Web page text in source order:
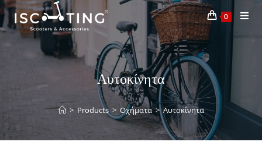
0
Αυτοκίνητα
> Products > Οχήματα > Αυτοκίνητα